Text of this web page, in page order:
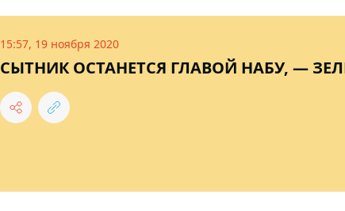
15:57, 19 ноября 2020
СЫТНИК ОСТАНЕТСЯ ГЛАВОЙ НАБУ, —